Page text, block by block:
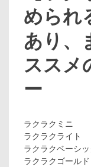
められ
あり、
ススメ
ー
ラクラクミニ
ラクラクライト
ラクラクベーシッ
ラクラクゴールド